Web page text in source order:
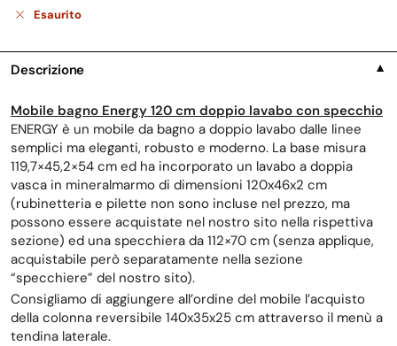
Esaurito
Descrizione ▼
Mobile bagno Energy 120 cm doppio lavabo con specchio
ENERGY è un mobile da bagno a doppio lavabo dalle linee
semplici ma eleganti, robusto e moderno. La base misura
119,7×45,2×54 cm ed ha incorporato un lavabo a doppia
vasca in mineralmarmo di dimensioni 120x46x2 cm
(rubinetteria e pilette non sono incluse nel prezzo, ma
possono essere acquistate nel nostro sito nella rispettiva
sezione) ed una specchiera da 112×70 cm (senza applique,
acquistabile però separatamente nella sezione
“specchiere” del nostro sito).
Consigliamo di aggiungere all’ordine del mobile l’acquisto
della colonna reversibile 140x35x25 cm attraverso il menù a
tendina laterale.